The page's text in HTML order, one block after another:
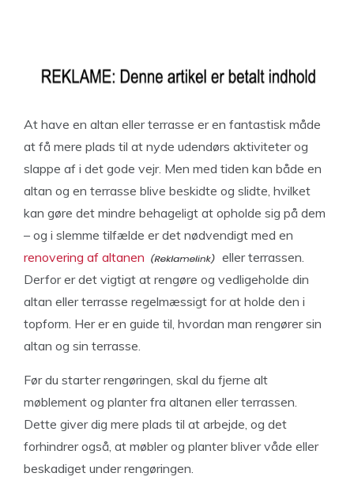
At have en altan eller terrasse er en fantastisk måde
at få mere plads til at nyde udendørs aktiviteter og
slappe af i det gode vejr. Men med tiden kan både en
altan og en terrasse blive beskidte og slidte, hvilket
kan gøre det mindre behageligt at opholde sig på dem
– og i slemme tilfælde er det nødvendigt med en
renovering af altanen
eller terrassen.
Derfor er det vigtigt at rengøre og vedligeholde din
altan eller terrasse regelmæssigt for at holde den i
topform. Her er en guide til, hvordan man rengører sin
altan og sin terrasse.
Før du starter rengøringen, skal du fjerne alt
møblement og planter fra altanen eller terrassen.
Dette giver dig mere plads til at arbejde, og det
forhindrer også, at møbler og planter bliver våde eller
beskadiget under rengøringen.